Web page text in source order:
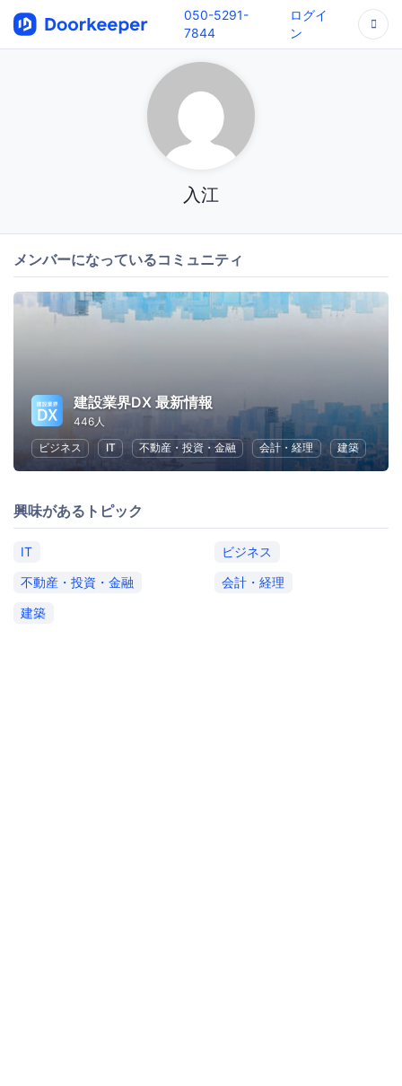
050-5291-
7844
ログイ
ン
入江
メンバーになっているコミュニティ
建設業界DX 最新情報
446人
ビジネス
IT 不動産・投資・金融 会計・経理 建築
興味があるトピック
IT
ビジネス
不動産・投資・金融
会計・経理
建築